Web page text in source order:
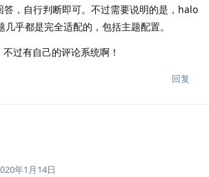
答，自行判断即可。不过需要说明的是，halo
乎都是完全适配的，包括主题配置。
过有自己的评论系统啊！
回复
年1月14日